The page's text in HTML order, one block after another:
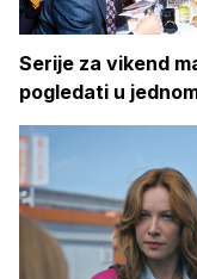
Serije za vikend
pogledati u